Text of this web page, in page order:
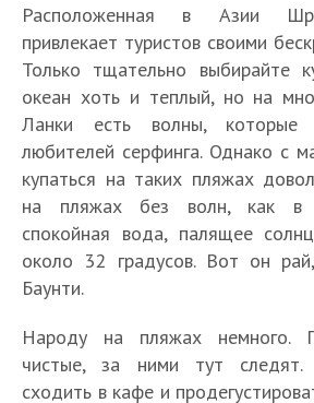
Расположенная в Азии
привлекает туристов своими
Только тщательно выбирайте
океан хоть и теплый, но на
Ланки есть волны, которые
любителей серфинга. Однако с
купаться на таких пляжах
на пляжах без волн, как в
спокойная вода, палящее
около 32 градусов. Вот он
Баунти.
Народу на пляжах немного.
чистые, за ними тут
сходить в кафе и